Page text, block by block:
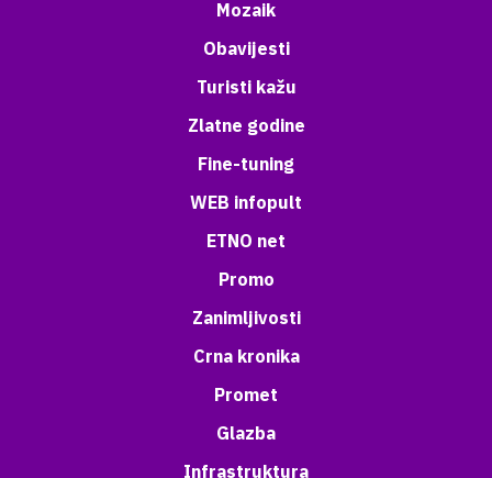
Mozaik
Obavijesti
Turisti kažu
Zlatne godine
Fine-tuning
WEB infopult
ETNO net
Promo
Zanimljivosti
Crna kronika
Promet
Glazba
Infrastruktura